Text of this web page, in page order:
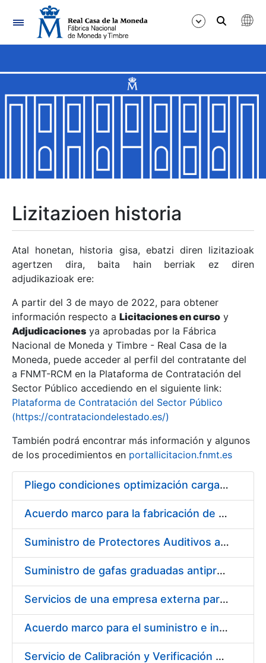
Nabigazioa
Erakutsi/Ezkutatu
Erakutsi/Ezkutatu
Erakutsi/Ezkutatu
Erakutsi/Ezkutatu
Erakutsi/Ezkutatu
Erakutsi/Ezkutatu
Erakutsi/Ezkutatu
Erakutsi/Ezkutatu
Lizitazioen historia
Atal honetan, historia gisa, ebatzi diren lizitazioak
agertzen dira, baita hain berriak ez diren
adjudikazioak ere:
A partir del 3 de mayo de 2022, para obtener
información respecto a Licitaciones en curso y
Adjudicaciones ya aprobadas por la Fábrica
Nacional de Moneda y Timbre - Real Casa de la
Moneda, puede acceder al perfil del contratante del
a FNMT-RCM en la Plataforma de Contratación del
Sector Público accediendo en el siguiente link:
Plataforma de Contratación del Sector Público
(https://contrataciondelestado.es/)
También podrá encontrar más información y algunos
de los procedimientos en portallicitacion.fnmt.es
Pliego condiciones optimización cargas compras firmado
Acuerdo marco para la fabricación de piezas
Suministro de Protectores Auditivos a medida para las personas trabajadoras de los Centros de Trabajo de Madrid y Burgos
Suministro de gafas graduadas antiproyecciones para los trabajadores de la FNMT-RCM en los centros de trabajo de Madrid y Burgos
Servicios de una empresa externa para el asesoramiento y resolución de los recursos de alzada que se presentan relacionados con procesos de selección para la FNMT-RCM
Acuerdo marco para el suministro e instalación de persianas, estores y otros complementos
Servicio de Calibración y Verificación Externa de los Equipos de Medición del Servicio de Prevención de la FNMT-RCM